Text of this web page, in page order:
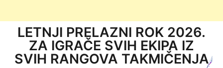
LETNJI PRELAZNI ROK 2026.
ZA IGRAČE SVIH EKIPA IZ
SVIH RANGOVA TAKMIČENJA